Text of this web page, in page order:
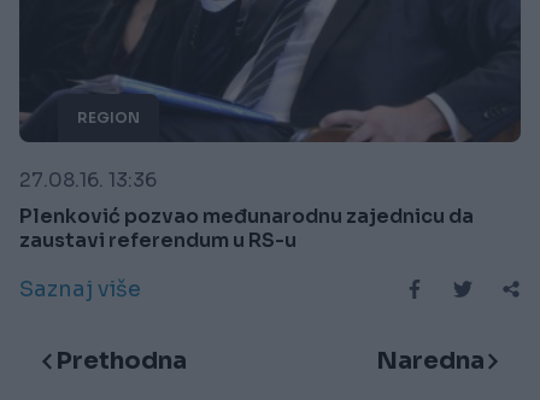
REGION
27.08.16. 13:36
Plenković pozvao međunarodnu zajednicu da
zaustavi referendum u RS-u
Saznaj više
Prethodna Naredna